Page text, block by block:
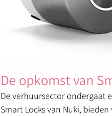
De opkomst van
De verhuursector ondergaat
Smart Locks van Nuki,